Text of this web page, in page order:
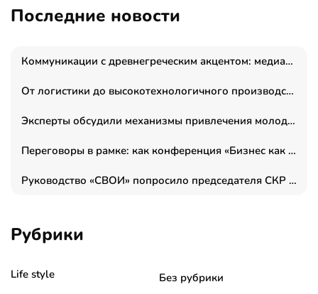
Последние новости
Коммуникации с древнегреческим акцентом: медиаменеджер и журналист Владимир Дергачев запустил коммуникационное агентство «Сократ 2.0»
От логистики до высокотехнологичного производства: как основатель “гагаринга” выстраивает экосистему безопасности и гражданских БПЛА
Эксперты обсудили механизмы привлечения молодых специалистов в промышленные города
Переговоры в рамке: как конференция «Бизнес как искусство» переформатирует деловой этикет в стенах ТПП РФ
Руководство «СВОИ» попросило председателя СКР дать правовую оценку обысков в тыловом штабе
Рубрики
Life style Без рубрики